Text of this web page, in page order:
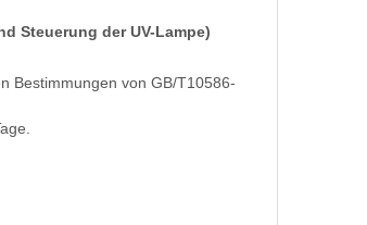
Steuerung der UV-Lampe)
Bestimmungen von GB/T10586-